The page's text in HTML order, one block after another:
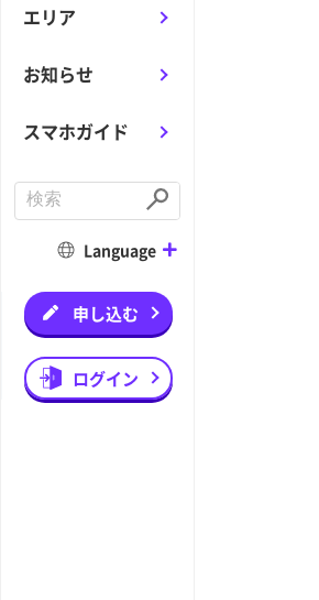
エリア
お知らせ
スマホガイド
n
S
u
m
t
Language
申し込む
ログイン